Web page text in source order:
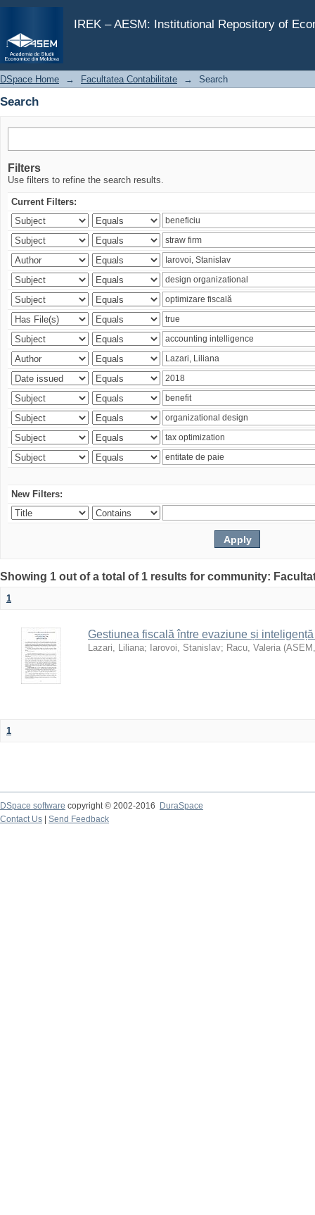
IREK – AESM: Institutional Repository of
Search
DSpace Home → Facultatea Contabilitate → Search
Search
Filters
Use filters to refine the search results.
Current Filters:
New Filters:
Showing 1 out of a total of 1 results for community:
1
Gestiunea fiscală între evaziune și
Lazari, Liliana; Iarovoi, Stanislav; Racu, Valeria (ASEM
1
DSpace software copyright © 2002-2016
DuraSpace
Contact Us
Send Feedback